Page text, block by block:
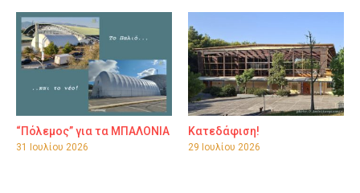
“Πόλεμος” για τα ΜΠΑΛΟΝΙΑ
31 Ιουλίου 2026
Κατεδάφιση!
29 Ιουλίου 2026